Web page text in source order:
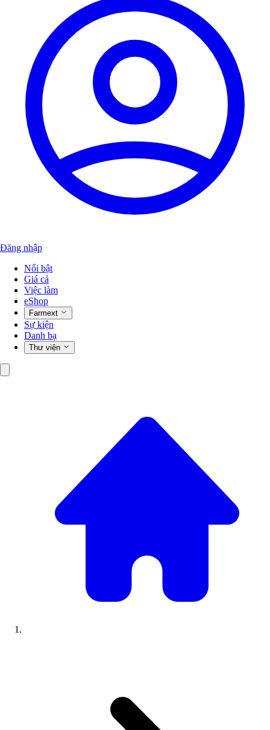
Đăng nhập
Nổi bật
Giá cả
Việc làm
eShop
Farmext
Sự kiện
Danh bạ
Thư viện